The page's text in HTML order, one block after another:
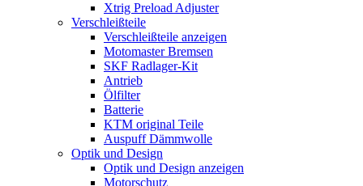
Xtrig Preload Adjuster
Verschleißteile
Verschleißteile anzeigen
Motomaster Bremsen
SKF Radlager-Kit
Antrieb
Ölfilter
Batterie
KTM original Teile
Auspuff Dämmwolle
Optik und Design
Optik und Design anzeigen
Motorschutz